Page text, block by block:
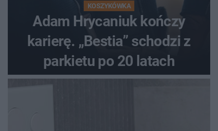
KOSZYKÓWKA
Adam Hrycaniuk kończy
karierę. „Bestia” schodzi z
parkietu po 20 latach